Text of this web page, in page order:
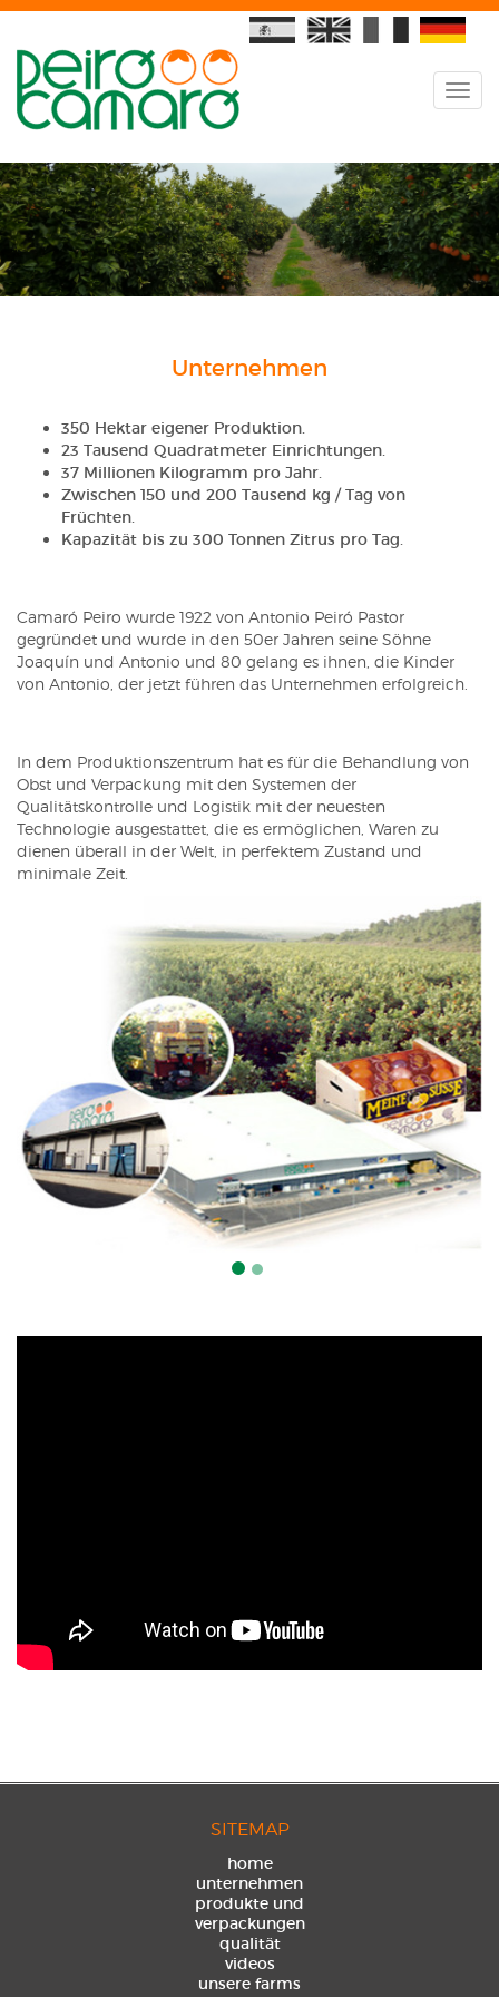
Unternehmen
350 Hektar eigener Produktion.
23 Tausend Quadratmeter Einrichtungen.
37 Millionen Kilogramm pro Jahr.
Zwischen 150 und 200 Tausend kg / Tag von
Früchten.
Kapazität bis zu 300 Tonnen Zitrus pro Tag.
Camaró Peiro wurde 1922 von Antonio Peiró Pastor
gegründet und wurde in den 50er Jahren seine Söhne
Joaquín und Antonio und 80 gelang es ihnen, die Kinder
von Antonio, der jetzt führen das Unternehmen erfolgreich.
In dem Produktionszentrum hat es für die Behandlung von
Obst und Verpackung mit den Systemen der
Qualitätskontrolle und Logistik mit der neuesten
Technologie ausgestattet, die es ermöglichen, Waren zu
dienen überall in der Welt, in perfektem Zustand und
minimale Zeit.
SITEMAP
home
unternehmen
produkte und
verpackungen
qualität
videos
unsere farms